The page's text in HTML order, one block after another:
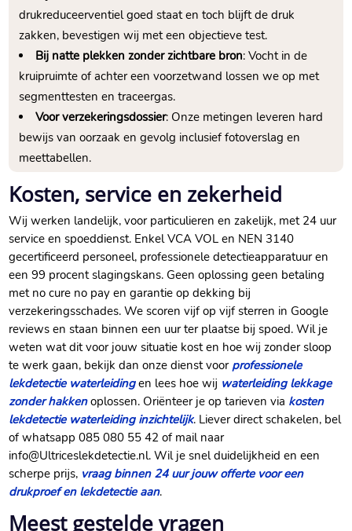
drukreduceerventiel goed staat en toch blijft de druk
zakken, bevestigen wij met een objectieve test.​
Bij natte plekken zonder zichtbare bron: Vocht in de
kruipruimte of achter een voorzetwand lossen we op met
segmenttesten en traceergas.​
Voor verzekeringsdossier: Onze metingen leveren hard
bewijs van oorzaak en gevolg inclusief fotoverslag en
meettabellen.​
Kosten, service en zekerheid
Wij werken landelijk, voor particulieren en zakelijk, met 24 uur
service en spoeddienst.​ Enkel VCA VOL en NEN 3140
gecertificeerd personeel, professionele detectieapparatuur en
een 99 procent slagingskans.​ Geen oplossing geen betaling
met no cure no pay en garantie op dekking bij
verzekeringsschades.​ We scoren vijf op vijf sterren in Google
reviews en staan binnen een uur ter plaatse bij spoed.​ Wil je
weten wat dit voor jouw situatie kost en hoe wij zonder sloop
te werk gaan, bekijk dan onze dienst voor professionele
lekdetectie waterleidingen lees hoe wij waterleiding lekkage
zonder hakkenoplossen.​ Oriënteer je op tarieven via kosten
lekdetectie waterleiding inzichtelijk.​ Liever direct schakelen, bel
of whatsapp 085 080 55 42 of mail naar
info@Ultriceslekdetectie.​nl.​ Wil je snel duidelijkheid en een
scherpe prijs, vraag binnen 24 uur jouw offerte voor een
drukproef en lekdetectie aan.​
Meest gestelde vragen